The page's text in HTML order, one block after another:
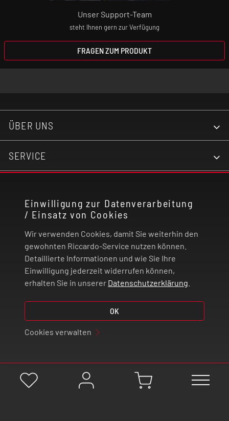
Einwilligung zur Datenverarbeitung
/ Einsatz von Cookies
Wir verwenden Cookies, damit Sie weiterhin den
gewohnten Riccardo-Service nutzen können.
Detaillierte Informationen und wie Sie Ihre
Einwilligung jederzeit widerrufen können,
erhalten Sie in unserer Datenschutzerklärung
OK
Cookies verwalten
Unser Support-Team
steht Ihnen gern zur Verfügung
FRAGEN ZUM PRODUKT
ÜBER UNS
SERVICE
RECHTLICHES
ZAHLUNG UND VERSAND
VERTRAG WIDERRUFEN
© 2026 | Riccardo Onlinestore GmbH